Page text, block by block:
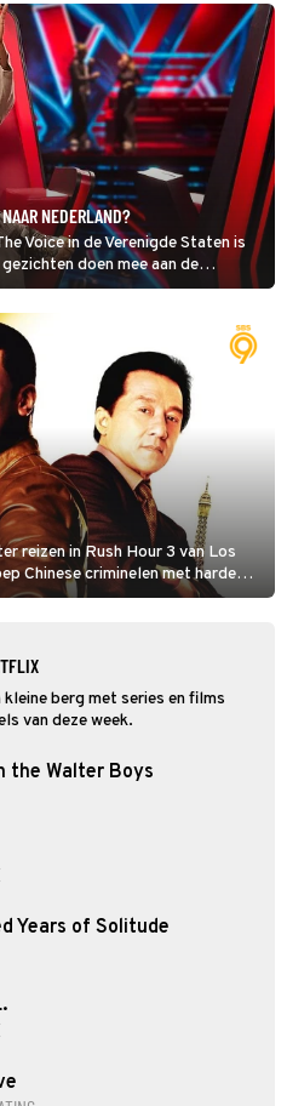
NEDERLAND?
Voice in de Verenigde Staten is
doen mee aan de
gaat in september van
Nederland?
reizen in Rush Hour 3 van Los
Chinese criminelen met harde
berg met series en films
van deze week.
the Walter Boys
Years of Solitude